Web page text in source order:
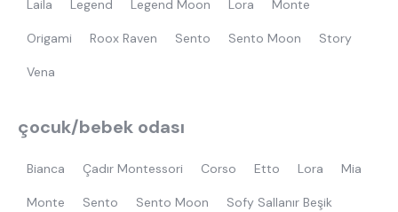
Laila Legend Legend Moon Lora Monte
Origami Roox Raven Sento Sento Moon Story
Vena
çocuk/bebek odası
Bianca Çadır Montessori Corso Etto Lora Mia
Monte Sento Sento Moon Sofy Sallanır Beşik